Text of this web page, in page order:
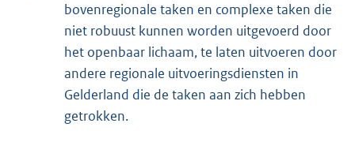
bovenregionale taken en complexe taken die
niet robuust kunnen worden uitgevoerd door
het openbaar lichaam, te laten uitvoeren door
andere regionale uitvoeringsdiensten in
Gelderland die de taken aan zich hebben
getrokken.